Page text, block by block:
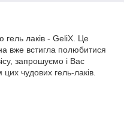
гель лаків - GeliX. Це
вже встигла полюбитися
запрошуємо і Вас
чудових гель-лаків.